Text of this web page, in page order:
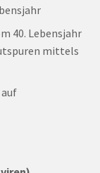
40. Lebensjahr
mittels